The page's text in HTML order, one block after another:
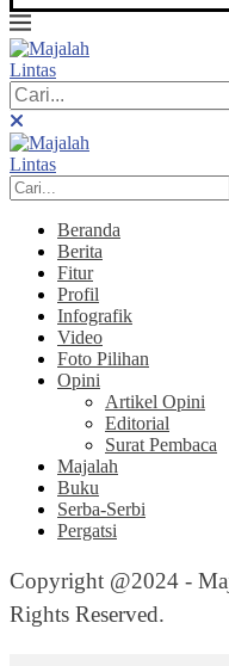
Beranda
Berita
Fitur
Profil
Infografik
Video
Foto Pilihan
Opini
Artikel Opini
Editorial
Surat Pembaca
Majalah
Buku
Serba-Serbi
Pergatsi
Copyright @2024 -
Rights Reserved.